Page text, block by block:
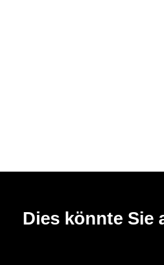
Dies könnte Sie